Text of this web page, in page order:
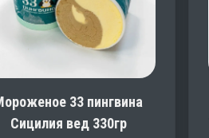
33 пингвина
Сицилия вед 330гр